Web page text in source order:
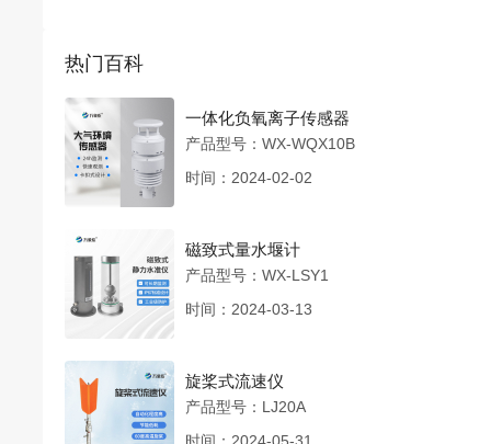
热门百科
一体化负氧离子传感器
产品型号：WX-WQX10B
时间：2024-02-02
磁致式量水堰计
产品型号：WX-LSY1
时间：2024-03-13
旋桨式流速仪
产品型号：LJ20A